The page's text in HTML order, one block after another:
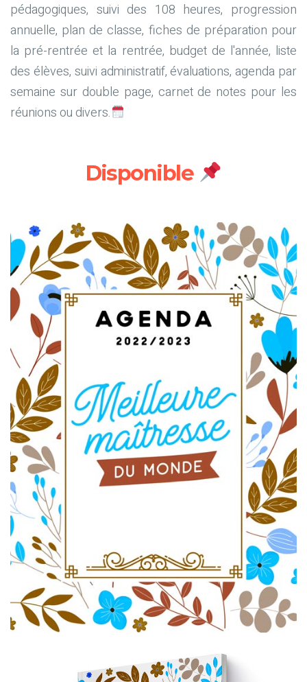
pédagogiques, suivi des 108 heures, progression
annuelle, plan de classe, fiches de préparation pour
la pré-rentrée et la rentrée, budget de l'année, liste
des élèves, suivi administratif, évaluations, agenda par
semaine sur double page, carnet de notes pour les
réunions ou divers.
Disponible